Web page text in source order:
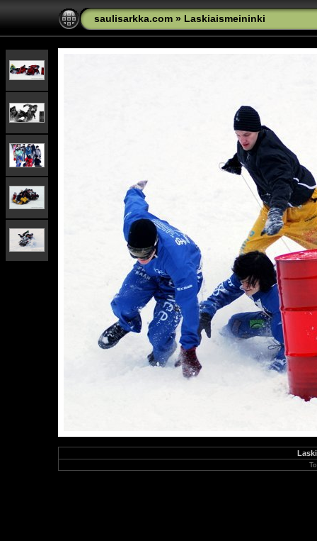
saulisarkka.com » Laskiaismeininki